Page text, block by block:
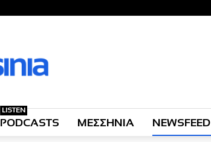
PODCASTS
LISTEN
ΜΕΣΣΗΝΙΑ NEWSFEED